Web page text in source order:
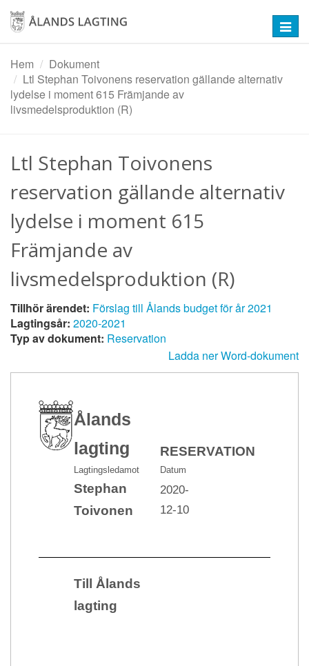
Hoppa
huvudinnehåll
Hem
Dokument
Ltl Stephan Toivonens reservation gällande alternativ
lydelse i moment 615 Främjande av
livsmedelsproduktion (R)
Ltl Stephan Toivonens
reservation gällande alternativ
lydelse i moment 615
Främjande av
livsmedelsproduktion (R)
Tillhör ärendet: Förslag till Ålands budget för år 2021
Lagtingsår: 2020-2021
Typ av dokument: Reservation
Ladda ner Word-dokument
Ålands
lagting
RESERVATION
Lagtingsledamot Datum
Stephan
Toivonen
2020-
12-10
Till Ålands
lagting